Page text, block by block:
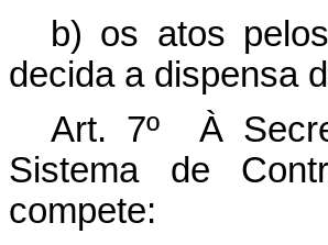
b) os atos
decida a dispensa
Art. 7º À
Sistema de
compete: